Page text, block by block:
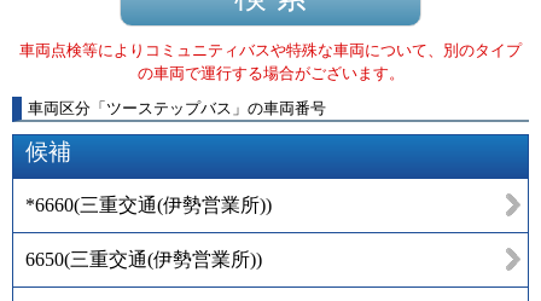
車両点検等によりコミュニティバスや特殊な車両について、別のタイプ
の車両で運行する場合がございます。
車両区分 「 ツーステップバス 」 の車両番号
候補
*6660(三重交通(伊勢営業所))
6650(三重交通(伊勢営業所))